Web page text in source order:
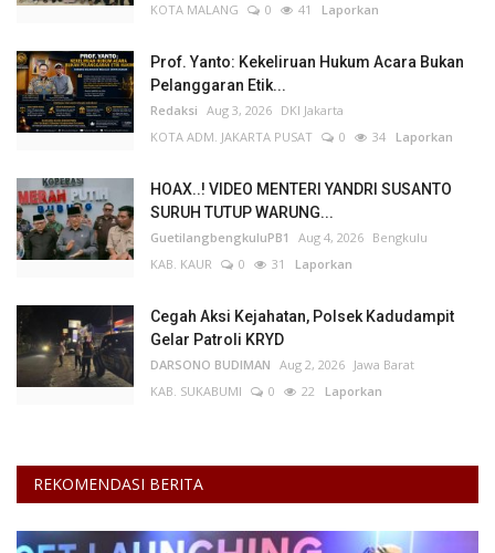
KOTA MALANG 0 41 Laporkan
Prof. Yanto: Kekeliruan Hukum Acara Bukan
Pelanggaran Etik...
Redaksi Aug 3, 2026 DKI Jakarta
KOTA ADM. JAKARTA PUSAT
0 34 Laporkan
HOAX..! VIDEO MENTERI YANDRI SUSANTO
SURUH TUTUP WARUNG...
GuetilangbengkuluPB1 Aug 4, 2026 Bengkulu
KAB. KAUR
0 31 Laporkan
Cegah Aksi Kejahatan, Polsek Kadudampit
Gelar Patroli KRYD
DARSONO BUDIMAN Aug 2, 2026 Jawa Barat
KAB. SUKABUMI
0 22 Laporkan
REKOMENDASI BERITA